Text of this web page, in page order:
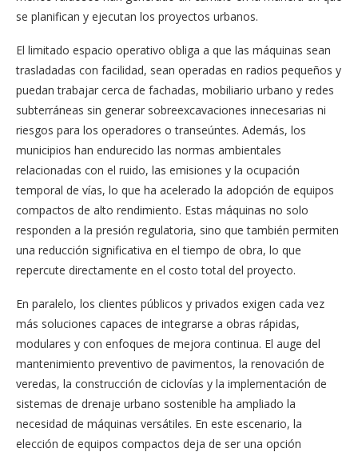
se planifican y ejecutan los proyectos urbanos.
El limitado espacio operativo obliga a que las máquinas sean
trasladadas con facilidad, sean operadas en radios pequeños y
puedan trabajar cerca de fachadas, mobiliario urbano y redes
subterráneas sin generar sobreexcavaciones innecesarias ni
riesgos para los operadores o transeúntes. Además, los
municipios han endurecido las normas ambientales
relacionadas con el ruido, las emisiones y la ocupación
temporal de vías, lo que ha acelerado la adopción de equipos
compactos de alto rendimiento. Estas máquinas no solo
responden a la presión regulatoria, sino que también permiten
una reducción significativa en el tiempo de obra, lo que
repercute directamente en el costo total del proyecto.
En paralelo, los clientes públicos y privados exigen cada vez
más soluciones capaces de integrarse a obras rápidas,
modulares y con enfoques de mejora continua. El auge del
mantenimiento preventivo de pavimentos, la renovación de
veredas, la construcción de ciclovías y la implementación de
sistemas de drenaje urbano sostenible ha ampliado la
necesidad de máquinas versátiles. En este escenario, la
elección de equipos compactos deja de ser una opción